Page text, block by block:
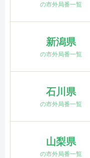
の市外局番一覧
新潟県
の市外局番一覧
石川県
の市外局番一覧
山梨県
の市外局番一覧